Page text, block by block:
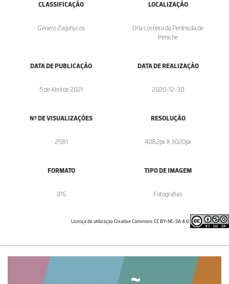
CLASSIFICAÇÃO
Género Zoophycos
LOCALIZAÇÃO
Orla costeira da Península de
Peniche
DATA DE PUBLICAÇÃO
5 de Abril de 2021
DATA DE REALIZAÇÃO
2020-12-30
Nº DE VISUALIZAÇÕES
2581
RESOLUÇÃO
4082px X 3020px
FORMATO
.JPG
TIPO DE IMAGEM
Fotografias
Licença de utilização Creative Commons CC BY-NC-SA 4.0